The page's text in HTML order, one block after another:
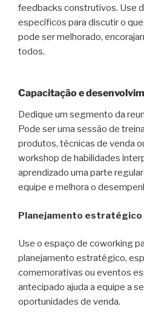
feedbacks construtivos. Use
específicos para discutir o
pode ser melhorado,
todos.
Capacitação e
Dedique um segmento da
Pode ser uma sessão de
produtos, técnicas de venda
workshop de habilidades
aprendizado uma parte
equipe e melhora o
Planejamento estratégico
Use o espaço de coworking
planejamento estratégico,
comemorativas ou eventos
antecipado ajuda a equipe a
oportunidades de venda.